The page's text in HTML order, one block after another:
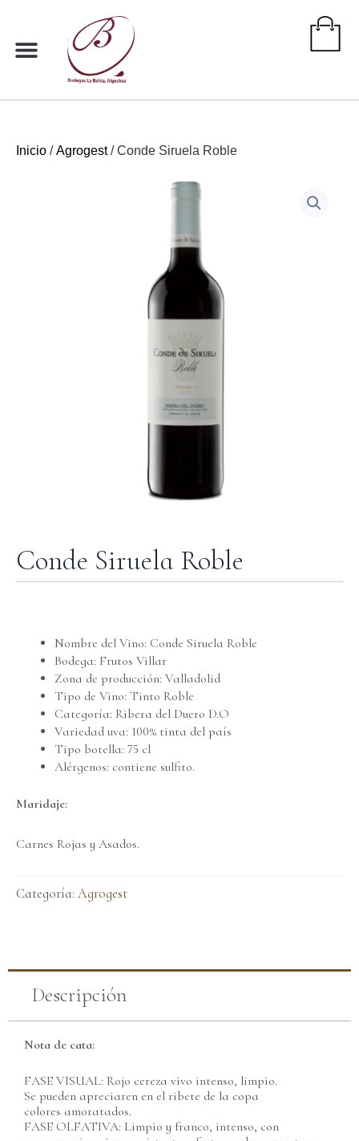
contenido
Inicio /Agrogest/ Conde Siruela Roble
Conde Siruela Roble
Nombre del Vino: Conde Siruela Roble
Bodega: Frutos Villar
Zona de producción: Valladolid
Tipo de Vino: Tinto Roble
Categoría: Ribera del Duero D.O
Variedad uva: 100% tinta del país
Tipo botella: 75 cl
Alérgenos: contiene sulfito.
Maridaje:
Carnes Rojas y Asados.
Categoría: Agrogest
Descripción
Nota de cata:
FASE VISUAL: Rojo cereza vivo intenso, limpio.
Se pueden apreciaren en el ribete de la copa
colores amoratados.
FASE OLFATIVA: Limpio y franco, intenso, con